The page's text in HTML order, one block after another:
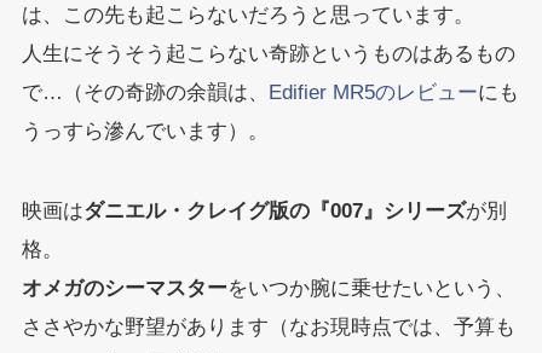
は、この先も起こらないだろうと思っています。
人生にそうそう起こらない奇跡というものはあるもの
で…（その奇跡の余韻は、
Edifier MR5のレビューにも
うっすら滲んでいます）。
映画はダニエル・クレイグ版の『007』シリーズが別
格。
オメガのシーマスターをいつか腕に乗せたいという、
ささやかな野望があります（なお現時点では、予算も